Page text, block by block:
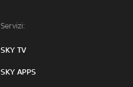
Servizi:
SKY TV
SKY APPS